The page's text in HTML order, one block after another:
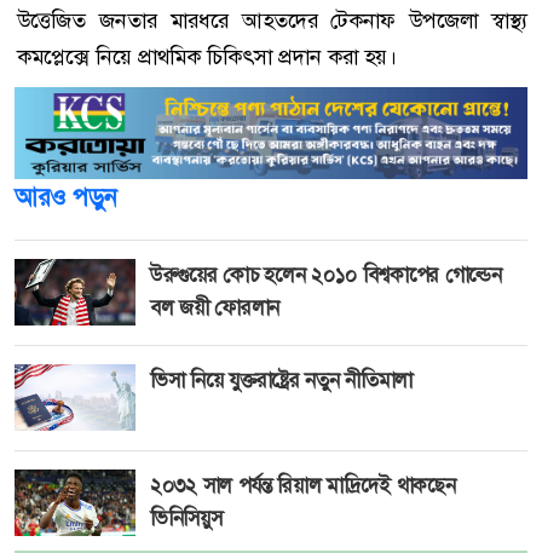
উত্তেজিত জনতার মারধরে আহতদের টেকনাফ উপজেলা স্বাস্থ্য
কমপ্লেক্সে নিয়ে প্রাথমিক চিকিৎসা প্রদান করা হয়।
আরও পড়ুন
উরুগুয়ের কোচ হলেন ২০১০ বিশ্বকাপের গোল্ডেন
বল জয়ী ফোরলান
ভিসা নিয়ে যুক্তরাষ্ট্রের নতুন নীতিমালা
২০৩২ সাল পর্যন্ত রিয়াল মাদ্রিদেই থাকছেন
ভিনিসিয়ুস